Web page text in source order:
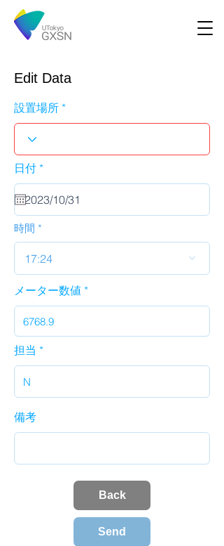
Edit Data
設置場所
日付 *r
u
i
d
時間
17:24
メーター数値
担当
備考
Back
Send